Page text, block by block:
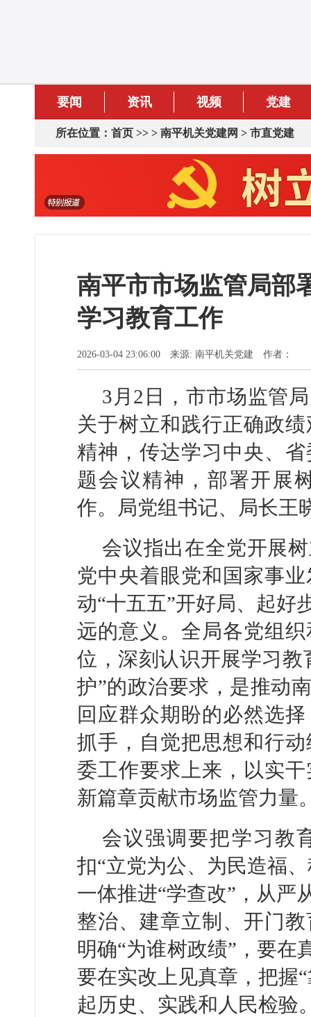
要闻 资讯 视频 党建
所在位置： 首页 >> > 南平机关党建网 > 市直党建
南平市市场监管局部
学习教育工作
2026-03-04 23:06:00 来源: 南平机关党建 作者：
3月2日，市市场监管
关于树立和践行正确政
精神，传达学习中央、
题会议精神，部署开展
作。局党组书记、局长王
会议指出在全党开展
党中央着眼党和国家事
动“十五五”开好局、起好
远的意义。全局各党组
位，深刻认识开展学习教
护”的政治要求，是推动
回应群众期盼的必然选
抓手，自觉把思想和行
委工作要求上来，以实
新篇章贡献市场监管力量
会议强调要把学习教
扣“立党为公、为民造福
一体推进“学查改”，从严
整治、建章立制、开门
明确“为谁树政绩”，要在
要在实改上见真章，把握
起历史、实践和人民检验